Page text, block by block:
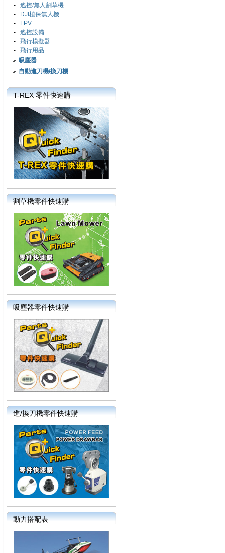
- 遙控/無人割草機
-
DJI植保無人機
-
FPV
- 遙控設備
- 飛行模擬器
- 飛行用品
吸塵器
自動進刀機/換刀機
T-REX 零件快速購
割草機零件快速購
吸塵器零件快速購
進/換刀機零件快速購
動力搭配表